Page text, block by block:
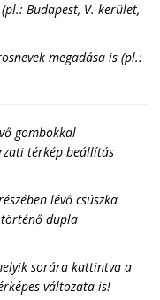
Budapest, V. kerület,
megadása is (pl.:
gombokkal
térkép beállítás
lévő csúszka
történő dupla
sorára kattintva a
változata is!